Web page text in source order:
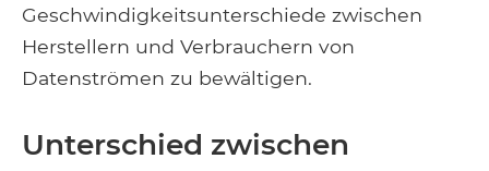
Geschwindigkeitsunterschiede zwischen
Herstellern und Verbrauchern von
Datenströmen zu bewältigen.
Unterschied zwischen